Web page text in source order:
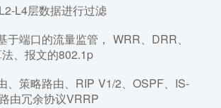
L4层数据进行过滤
于端口的流量监管， WRR、DRR、
、报文的802.1p
、策略路由、RIP V1/2、OSPF、IS-
由冗余协议VRRP